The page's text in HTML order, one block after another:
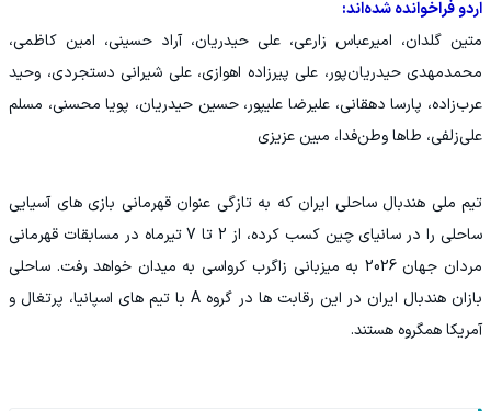
اردو فراخوانده شده‌اند:
متین گلدان، امیرعباس زارعی، علی حیدریان، آراد حسینی، امین کاظمی،
محمدمهدی حیدریان‌پور، علی پیرزاده اهوازی، علی شیرانی دستجردی، وحید
عرب‌زاده، پارسا دهقانی، علیرضا علیپور، حسین حیدریان، پویا محسنی، مسلم
علی‌زلفی، طاها وطن‌فدا، مبین عزیزی
تیم ملی هندبال ساحلی ایران که به تازگی عنوان قهرمانی بازی های آسیایی
ساحلی را در سانیای چین کسب کرده، از 2 تا 7 تیرماه در مسابقات قهرمانی
مردان جهان 2026 به میزبانی زاگرب کرواسی به میدان خواهد رفت. ساحلی
بازان هندبال ایران در این رقابت ها در گروه A با تیم های اسپانیا، پرتغال و
آمریکا همگروه هستند.